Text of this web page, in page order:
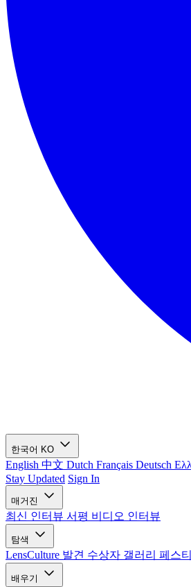
한국어 KO
English 中文 Dutch Français Deutsch
Stay Updated Sign In
매거진
최신 인터뷰 서평 비디오 인터뷰
탐색
LensCulture 발견 수상자 갤러리 페스
배우기